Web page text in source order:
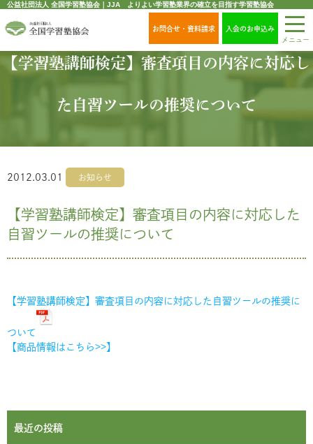
公益社団法人 全国学習塾協会｜JJA よりよい学習塾業界の確立を目指す学習塾協会
お問合せ・資料請求
入会のお申込み
メニュー
【学習塾講師検定】審査項目の内容に対応し
た自習ツールの推奨について
2012.03.01 お知らせ
【学習塾講師検定】審査項目の内容に対応した
自習ツールの推奨について
【学習塾講師検定】審査項目の内容に対応した自習ツールの推奨に
ついて
【商品情報はこちら>>】
最近の投稿